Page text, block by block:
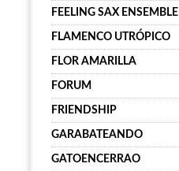
FEELING SAX ENSEMBLE
FLAMENCO UTRÓPICO
FLOR AMARILLA
FORUM
FRIENDSHIP
GARABATEANDO
GATOENCERRAO